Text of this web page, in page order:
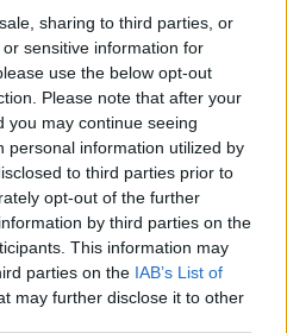
sharing to third parties, or
sensitive information for
use the below opt-out
Please note that after your
you may continue seeing
personal information utilized by
to third parties prior to
opt-out of the further
by third parties on the
This information may
parties on the IAB’s List of
may further disclose it to other
a családról